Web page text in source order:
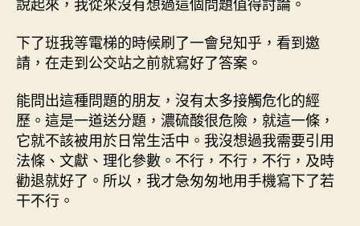
下了班我等電梯的時候刷了一會兒知乎，看到邀
請，在走到公交站之前就寫好了答案。
能問出這種問題的朋友，沒有太多接觸危化的經
歷。這是一道送分題，濃硫酸很危險，就這一條，
它就不該被用於日常生活中。我沒想過我需要引用
法條、文獻、理化參數。不行，不行，不行，及時
勸退就好了。所以，我才急匆匆地用手機寫下了若
干不行。